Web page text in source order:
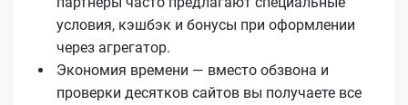
условия, кэшбэк и бонусы при оформлении
через агрегатор.
Экономия времени — вместо обзвона и
проверки десятков сайтов вы получаете все